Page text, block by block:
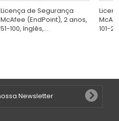
Licença de Segurança
McAfee (EndPoint), 2 anos,
51-100, Inglês,...
101-